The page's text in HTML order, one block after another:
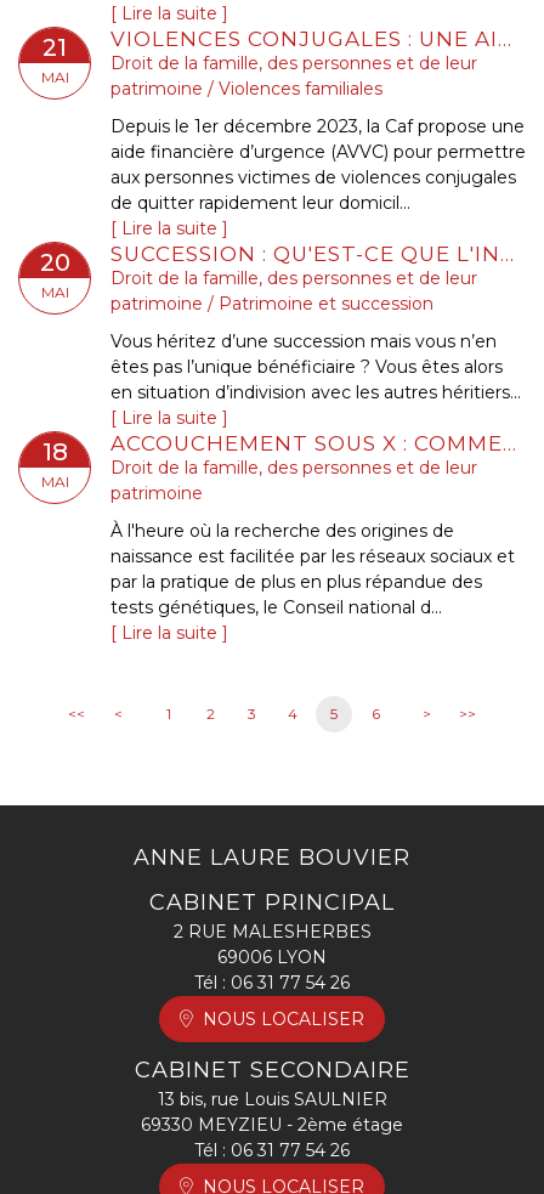
Lire la suite
VIOLENCES CONJUGALES : UNE AIDE FINANCIÈRE D’URGENCE POUR QUITTER LE DOMICILE EN SÉCURITÉ
21
MAI
Droit de la famille, des personnes et de leur
patrimoine / Violences familiales
Depuis le 1er décembre 2023, la Caf propose une
aide financière d’urgence (AVVC) pour permettre
aux personnes victimes de violences conjugales
de quitter rapidement leur domicil...
Lire la suite
SUCCESSION : QU'EST-CE QUE L'INDIVISION ?
20
MAI
Droit de la famille, des personnes et de leur
patrimoine / Patrimoine et succession
Vous héritez d’une succession mais vous n’en
êtes pas l’unique bénéficiaire ? Vous êtes alors
en situation d’indivision avec les autres héritiers...
Lire la suite
ACCOUCHEMENT SOUS X : COMMENT CONCILIER DROIT AU SECRET ET ACCÈS AUX ORIGINES ?
18
MAI
Droit de la famille, des personnes et de leur
patrimoine
À l'heure où la recherche des origines de
naissance est facilitée par les réseaux sociaux et
par la pratique de plus en plus répandue des
tests génétiques, le Conseil national d...
Lire la suite
<< < 1 2 3 4 5 6 > >>
ANNE LAURE BOUVIER
CABINET PRINCIPAL
2 RUE MALESHERBES
69006 LYON
Tél : 06 31 77 54 26
NOUS LOCALISER
CABINET SECONDAIRE
13 bis, rue Louis SAULNIER
69330 MEYZIEU - 2ème étage
Tél : 06 31 77 54 26
NOUS LOCALISER